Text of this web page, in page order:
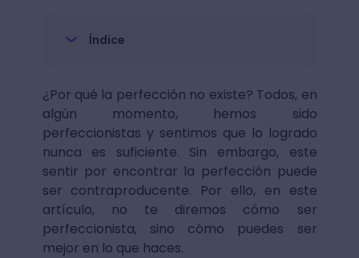
Índice
¿Por qué la perfección no existe? Todos, en
algún momento, hemos sido
perfeccionistas y sentimos que lo logrado
nunca es suficiente. Sin embargo, este
sentir por encontrar la perfección puede
ser contraproducente. Por ello, en este
artículo, no te diremos cómo ser
perfeccionista, sino cómo puedes ser
mejor en lo que haces.